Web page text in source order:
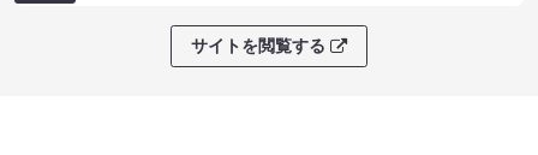
サイトを閲覧する